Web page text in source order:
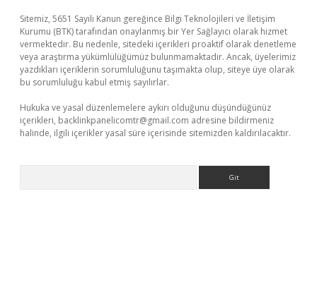
Sitemiz, 5651 Sayılı Kanun gereğince Bilgi Teknolojileri ve İletişim
Kurumu (BTK) tarafından onaylanmış bir Yer Sağlayıcı olarak hizmet
vermektedir. Bu nedenle, sitedeki içerikleri proaktif olarak denetleme
veya araştırma yükümlülüğümüz bulunmamaktadır. Ancak, üyelerimiz
yazdıkları içeriklerin sorumluluğunu taşımakta olup, siteye üye olarak
bu sorumluluğu kabul etmiş sayılırlar.
Hukuka ve yasal düzenlemelere aykırı olduğunu düşündüğünüz
içerikleri, backlinkpanelicomtr@gmail.com adresine bildirmeniz
halinde, ilgili içerikler yasal süre içerisinde sitemizden kaldırılacaktır.